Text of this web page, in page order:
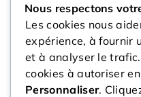
Nous respectons
Les cookies nous
expérience, à fournir
et à analyser le
cookies à autoriser
Personnaliser.